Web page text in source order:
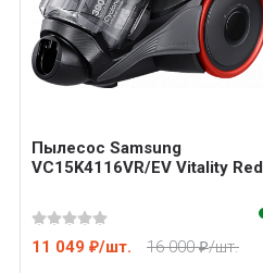
Пылесос Samsung
VC15K4116VR/EV Vitality Red
11 049 ₽/шт. 16 000 ₽/шт.